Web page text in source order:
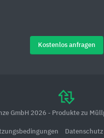
Kostenlos anfragen
GmbH 2026 - Produkte zu
Datenschutz